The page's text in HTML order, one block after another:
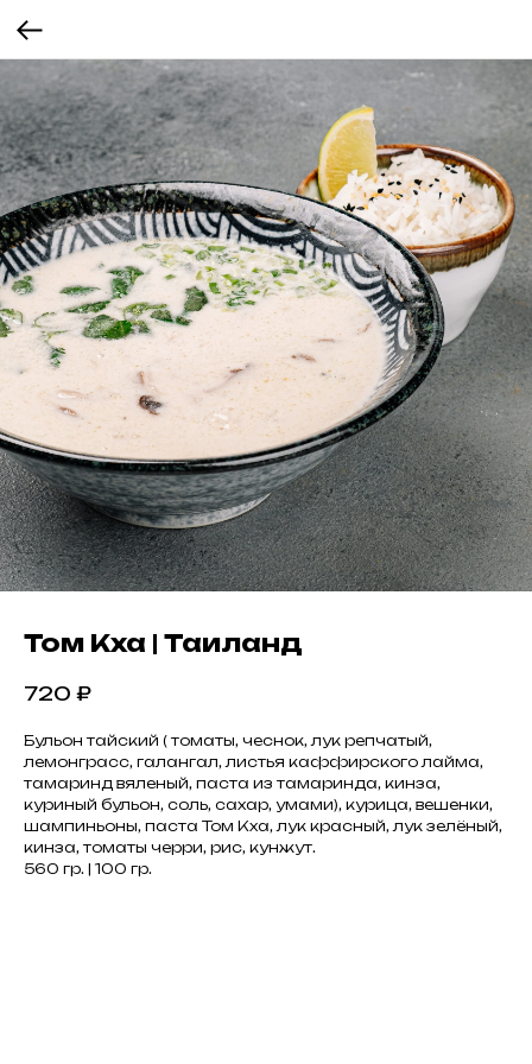
Том Кха | Таиланд
720 ₽
Бульон тайский ( томаты, чеснок, лук репчатый,
лемонграсс, галангал, листья каффирского лайма,
тамаринд вяленый, паста из тамаринда, кинза,
куриный бульон, соль, сахар, умами), курица, вешенки,
шампиньоны, паста Том Кха, лук красный, лук зелёный,
кинза, томаты черри, рис, кунжут.
560 гр. | 100 гр.